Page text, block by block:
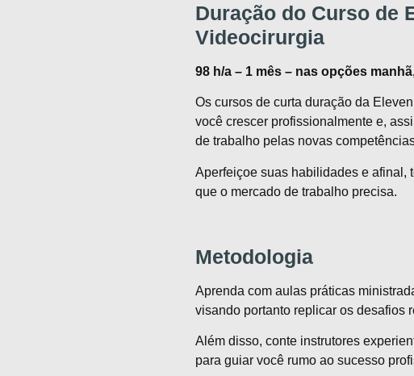
Duração do Curso de
Videocirurgia
98 h/a – 1 mês – nas opções
Os cursos de curta duração da
você crescer profissionalmente e,
de trabalho pelas novas
Aperfeiçoe suas habilidades e afinal,
que o mercado de trabalho precisa.
Metodologia
Aprenda com aulas práticas
visando portanto replicar os desafios
Além disso, conte instrutores
para guiar você rumo ao sucesso